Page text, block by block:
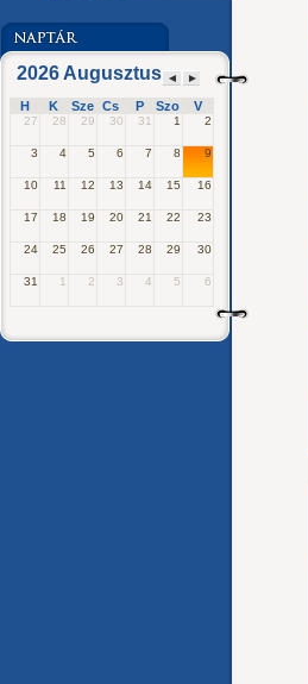
2026 Augusztus ◄ ►
H K Sze Cs P Szo V
27 28 29 30 31 1 2
3 4 5 6 7 8 9
10 11 12 13 14 15 16
17 18 19 20 21 22 23
24 25 26 27 28 29 30
31 1 2 3 4 5 6